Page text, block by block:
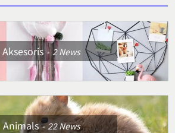
Aksesoris 2News
Animals 22News